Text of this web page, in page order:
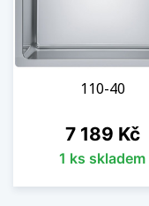
110-40
Cena
7 189 Kč
1 ks skladem